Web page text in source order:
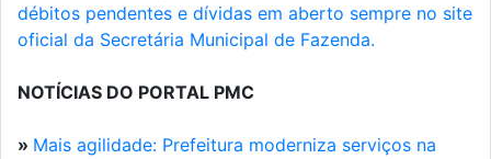
débitos pendentes e dívidas em aberto sempre no site
oficial da Secretária Municipal de Fazenda.
NOTÍCIAS DO PORTAL PMC
» Mais agilidade: Prefeitura moderniza serviços na